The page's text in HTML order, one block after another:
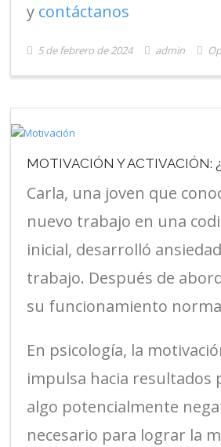
y contáctanos
5 de febrero de 2024 admin
MOTIVACIÓN Y ACTIVACIÓN:
Carla, una joven que
nuevo trabajo en una
inicial, desarrolló
trabajo. Después de
su funcionamiento
En psicología, la
impulsa hacia resultados
algo potencialmente
necesario para lograr la